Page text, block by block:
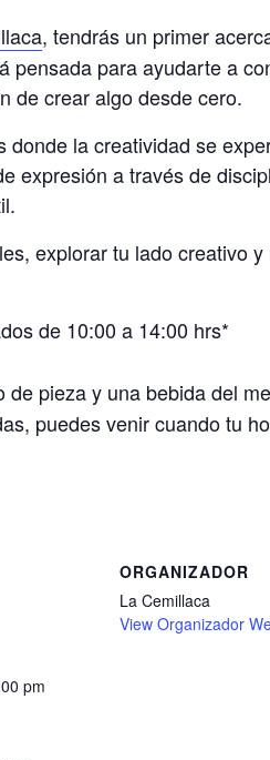
, tendrás un primer
pensada para ayudarte a
de crear algo desde cero.
la creatividad se
expresión a través de
explorar tu lado creativo
de 10:00 a 14:00 hrs*
pieza y una bebida del
puedes venir cuando tu
pm
ORGANIZADOR
La Cemillaca
View Organizador